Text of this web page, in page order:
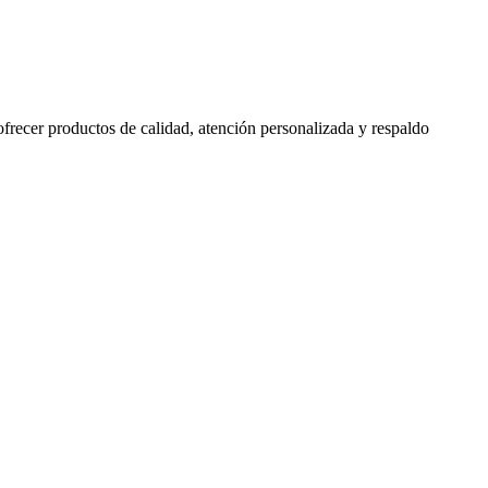
productos de calidad, atención personalizada y respaldo